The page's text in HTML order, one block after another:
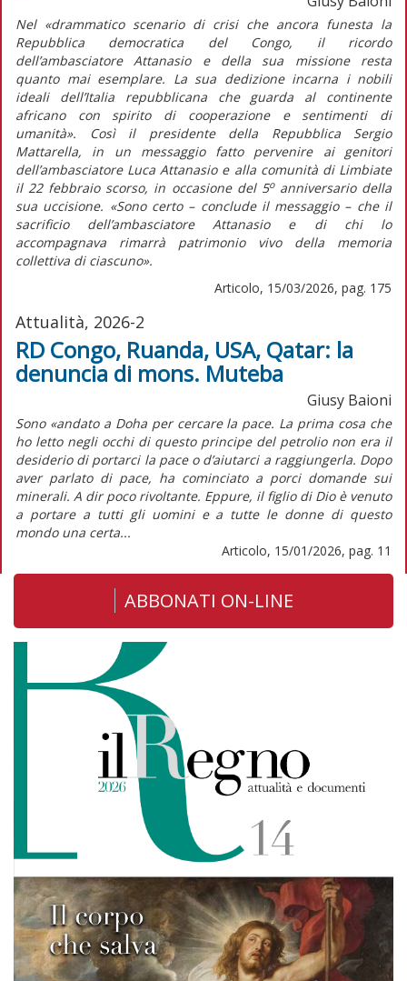
Nel «drammatico scenario di crisi che ancora funesta la
Repubblica democratica del Congo, il ricordo
dell’ambasciatore Attanasio e della sua missione resta
quanto mai esemplare. La sua dedizione incarna i nobili
ideali dell’Italia repubblicana che guarda al continente
africano con spirito di cooperazione e sentimenti di
umanità». Così il presidente della Repubblica Sergio
Mattarella, in un messaggio fatto pervenire ai genitori
dell’ambasciatore Luca Attanasio e alla comunità di Limbiate
il 22 febbraio scorso, in occasione del 5oanniversario della
sua uccisione. «Sono certo – conclude il messaggio – che il
sacrificio dell’ambasciatore Attanasio e di chi lo
accompagnava rimarrà patrimonio vivo della memoria
collettiva di ciascuno».
Articolo, 15/03/2026, pag. 175
Attualità, 2026-2
RD Congo, Ruanda, USA, Qatar: la
denuncia di mons. Muteba
Giusy Baioni
Sono «andato a Doha per cercare la pace. La prima cosa che
ho letto negli occhi di questo principe del petrolio non era il
desiderio di portarci la pace o d’aiutarci a raggiungerla. Dopo
aver parlato di pace, ha cominciato a porci domande sui
minerali. A dir poco rivoltante. Eppure, il figlio di Dio è venuto
a portare a tutti gli uomini e a tutte le donne di questo
mondo una certa...
Articolo, 15/01/2026, pag. 11
ABBONATI ON-LINE